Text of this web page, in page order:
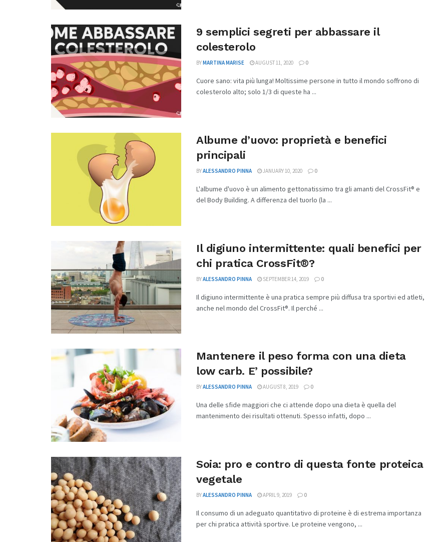
9 semplici segreti per abbassare il
colesterolo
BYMARTINA MARISE AUGUST 11, 2020 0
Cuore sano: vita più lunga! Moltissime persone in tutto il mondo soffrono di
colesterolo alto; solo 1/3 di queste ha ...
Albume d’uovo: proprietà e benefici
principali
BYALESSANDRO PINNA JANUARY 10, 2020 0
L'albume d'uovo è un alimento gettonatissimo tra gli amanti del CrossFit® e
del Body Building. A differenza del tuorlo (la ...
Il digiuno intermittente: quali benefici per
chi pratica CrossFit®?
BYALESSANDRO PINNA SEPTEMBER 14, 2019 0
Il digiuno intermittente è una pratica sempre più diffusa tra sportivi ed atleti,
anche nel mondo del CrossFit®. Il perché ...
Mantenere il peso forma con una dieta
low carb. E’ possibile?
BYALESSANDRO PINNA AUGUST 8, 2019 0
Una delle sfide maggiori che ci attende dopo una dieta è quella del
mantenimento dei risultati ottenuti. Spesso infatti, dopo ...
Soia: pro e contro di questa fonte proteica
vegetale
BYALESSANDRO PINNA APRIL 9, 2019 0
Il consumo di un adeguato quantitativo di proteine è di estrema importanza
per chi pratica attività sportive. Le proteine vengono, ...